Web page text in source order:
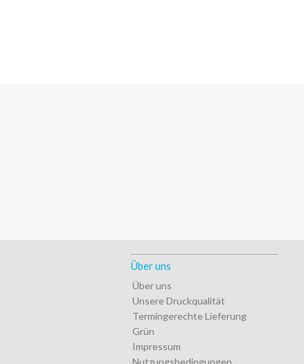
Über uns
Über uns
Unsere Druckqualität
Termingerechte Lieferung
Grün
Impressum
Nutzungsbedingungen